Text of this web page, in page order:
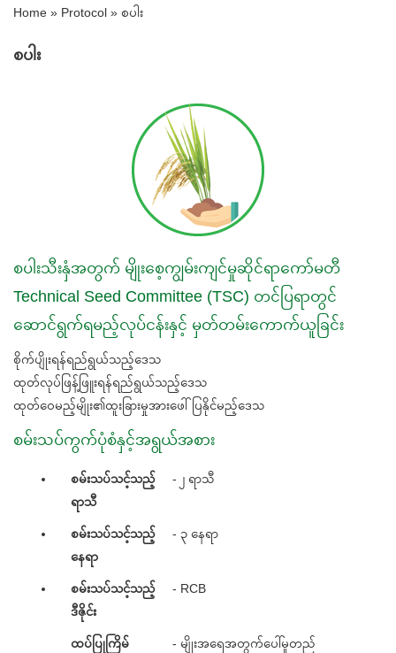
Home » Protocol » စပါး
စပါး
စပါးသီးနှံအတွက် မျိုးစေ့ကျွမ်းကျင်မှုဆိုင်ရာကော်မတီ
Technical Seed Committee (TSC) တင်ပြရာတွင်
ဆောင်ရွက်ရမည့်လုပ်ငန်းနှင့် မှတ်တမ်းကောက်ယူခြင်း
စိုက်ပျိုးရန်ရည်ရွယ်သည့်ဒေသ
ထုတ်လုပ်ဖြန့်ဖြူးရန်ရည်ရွယ်သည့်ဒေသ
ထုတ်ဝေမည့်မျိုး၏ထူးခြားမှုအားဖေါ်ပြနိုင်မည့်ဒေသ
စမ်းသပ်ကွက်ပုံစံနှင့်အရွယ်အစား
စမ်းသပ်သင့်သည့်
ရာသီ
- ၂ ရာသီ
စမ်းသပ်သင့်သည့်
နေရာ
- ၃ နေရာ
စမ်းသပ်သင့်သည့်
ဒီဇိုင်း
- RCB
ထပ်ပြုကြိမ် - မျိုးအရေအတွက်ပေါ်မူတည်